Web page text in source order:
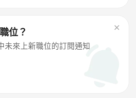
位？
未來上新職位的訂閱通知